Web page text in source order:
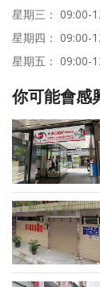
星期三： 09:00-
星期四： 09:00-
星期五： 09:00-
你可能會感